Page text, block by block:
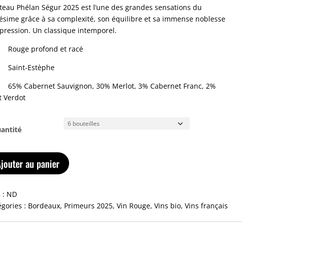
à
CHF 480.00
Phélan Ségur 2025 est l’une des grandes sensations du
grâce à sa complexité, son équilibre et sa immense noblesse
Un classique intemporel.
Rouge profond et racé
Saint-Estèphe
65% Cabernet Sauvignon, 30% Merlot, 3% Cabernet Franc, 2%
Verdot
au panier
: ND
: Bordeaux, Primeurs 2025,Vin Rouge,Vins bio,Vins français